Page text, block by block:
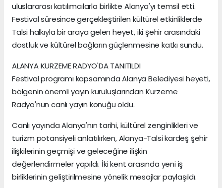
uluslararası katılımcılarla birlikte Alanya'yı temsil etti.
Festival süresince gerçekleştirilen kültürel etkinliklerde
Talsi halkıyla bir araya gelen heyet, iki şehir arasındaki
dostluk ve kültürel bağların güçlenmesine katkı sundu.
ALANYA KURZEME RADYO'DA TANITILDI
Festival programı kapsamında Alanya Belediyesi heyeti,
bölgenin önemli yayın kuruluşlarından Kurzeme
Radyo'nun canlı yayın konuğu oldu.
Canlı yayında Alanya'nın tarihi, kültürel zenginlikleri ve
turizm potansiyeli anlatılırken, Alanya-Talsi kardeş şehir
ilişkilerinin geçmişi ve geleceğine ilişkin
değerlendirmeler yapıldı. İki kent arasında yeni iş
birliklerinin geliştirilmesine yönelik mesajlar paylaşıldı.